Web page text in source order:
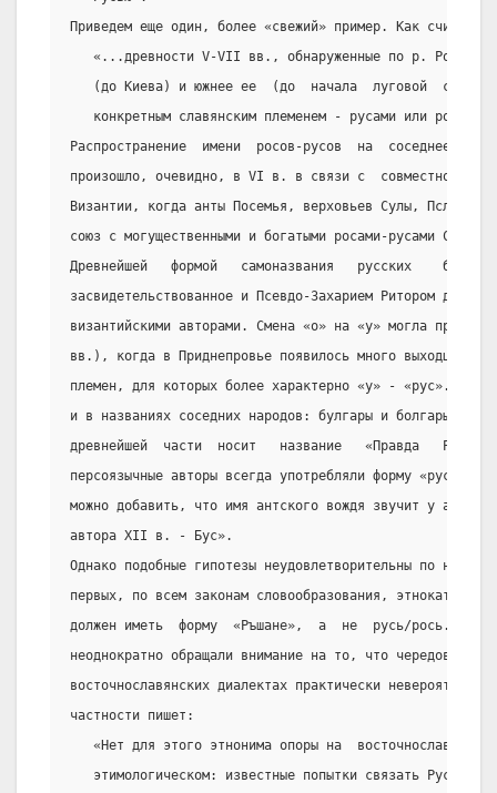
Приведем еще один, более «свежий» пример. Как
«...древности V-VII вв., обнаруженные по р. Рось,
(до Киева) и южнее ее  (до  начала  луговой
   конкретным славянским племенем - русами или росами.
Распространение  имени  росов-русов  на  соседнее
произошло, очевидно, в VI в. в связи с  совместной
Византии, когда анты Посемья, верховьев Сулы, Псла,
союз с могущественными и богатыми росами-русами
Древнейшей   формой   самоназвания   русских
засвидетельствованное и Псевдо-Захарием Ритором для
византийскими авторами. Смена «о» на «у» могла
вв.), когда в Приднепровье появилось много выходцев из
племен, для которых более характерно «у» - «рус».
и в названиях соседних народов: булгары и болгары.
древнейшей  части  носит   название   «Правда
персоязычные авторы всегда употребляли форму «рус»,
можно добавить, что имя антского вождя звучит у
автора XII в. - Бус».
Однако подобные гипотезы неудовлетворительны по
первых, по всем законам словообразования,
должен иметь  форму  «Ръшане»,  а  не  русь/рось.  Во-
неоднократно обращали внимание на то, что
восточнославянских диалектах практически
частности пишет:
«Нет для этого этнонима опоры на
этимологическом: известные попытки связать Русь с